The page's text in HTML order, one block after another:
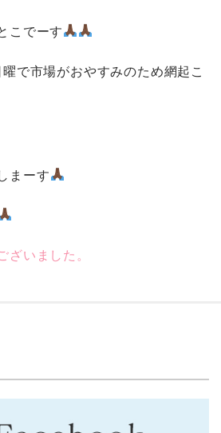
こでーす
で市場がおやすみのため網起こ
まーす
ざいました。